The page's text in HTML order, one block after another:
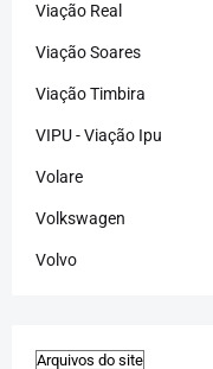
Viação Real
Viação Soares
Viação Timbira
VIPU - Viação Ipu
Volare
Volkswagen
Volvo